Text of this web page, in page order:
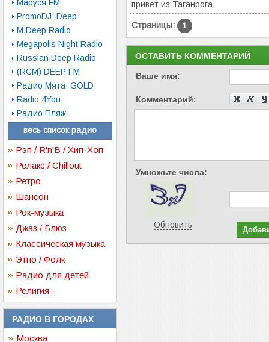
Маруся FM
PromoDJ: Deep
M.Deep Radio
Megapolis Night Radio
Russian Deep Radio
(RCM) DEEP FM
Радио Мята: GOLD
Radio 4You
Радио Пляж
весь список радио
Рэп / R'n'B / Хип-Хоп
Релакс / Chillout
Ретро
Шансон
Рок-музыка
Джаз / Блюз
Классическая музыка
Этно / Фолк
Радио для детей
Религия
РАДИО В ГОРОДАХ
Москва
привет из Таганрога
Страницы: 1
ОСТАВИТЬ КОММЕНТАРИЙ
Ваше имя:
Комментарий:
Умножьте числа:
Обновить